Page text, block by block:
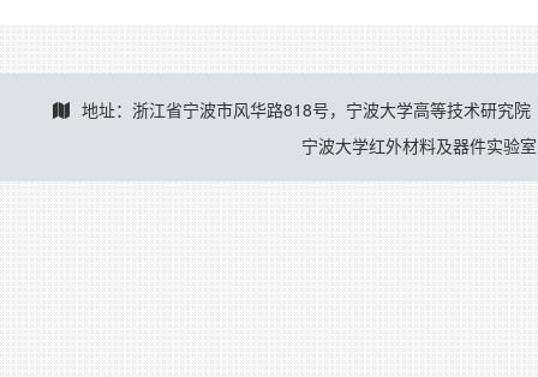
地址：浙江省宁波市风华路818号，宁波大学高等技术研究院
宁波大学红外材料及器件实验